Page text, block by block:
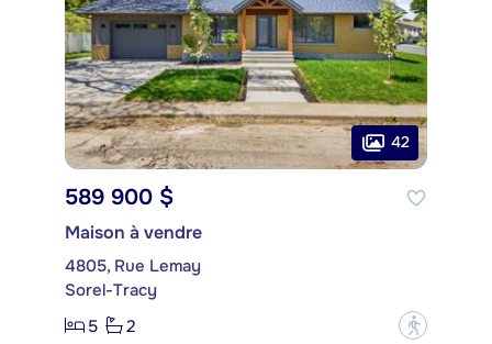
42
589 900 $
Maison à vendre
4805, Rue Lemay
Sorel-Tracy
5
2 ?